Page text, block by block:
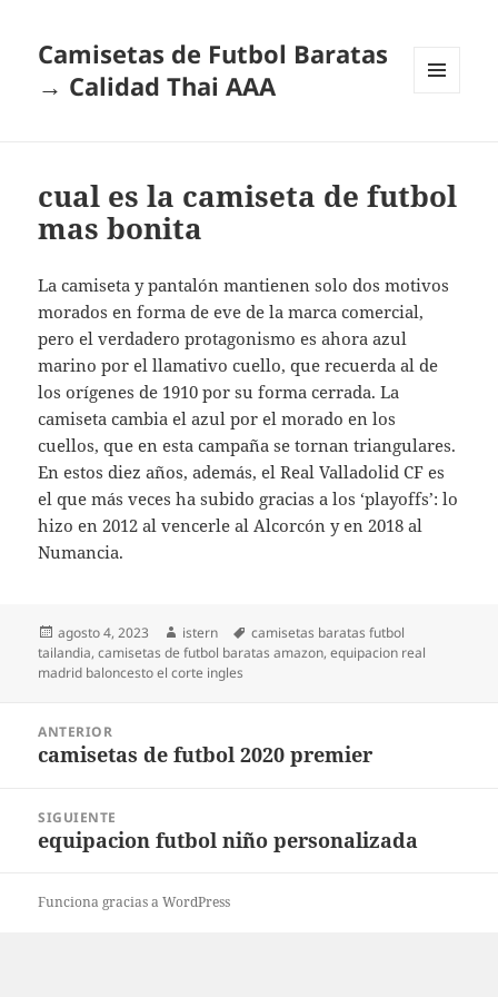
Camisetas de Futbol Baratas
→ Calidad Thai AAA
cual es la camiseta de futbol
mas bonita
La camiseta y pantalón mantienen solo dos motivos
morados en forma de eve de la marca comercial,
pero el verdadero protagonismo es ahora azul
marino por el llamativo cuello, que recuerda al de
los orígenes de 1910 por su forma cerrada. La
camiseta cambia el azul por el morado en los
cuellos, que en esta campaña se tornan triangulares.
En estos diez años, además, el Real Valladolid CF es
el que más veces ha subido gracias a los ‘playoffs’: lo
hizo en 2012 al vencerle al Alcorcón y en 2018 al
Numancia.
Publicado
el
agosto 4, 2023 Autor
istern Etiquetas
camisetas baratas futbol
tailandia,camisetas de futbol baratas amazon,equipacion real
madrid baloncesto el corte ingles
entradas
ANTERIOR
Entrada
camisetas de futbol 2020 premier
SIGUIENTE
Entrada
equipacion futbol niño personalizada
Funciona gracias a WordPress